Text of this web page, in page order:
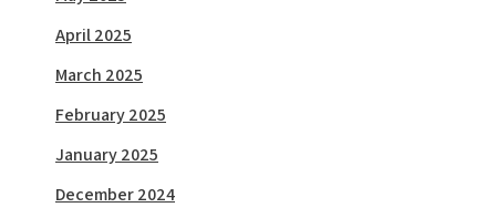
April 2025
March 2025
February 2025
January 2025
December 2024